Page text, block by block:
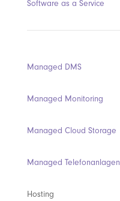
Software as a Service
Managed DMS
Managed Monitoring
Managed Cloud Storage
Managed Telefonanlagen
Hosting